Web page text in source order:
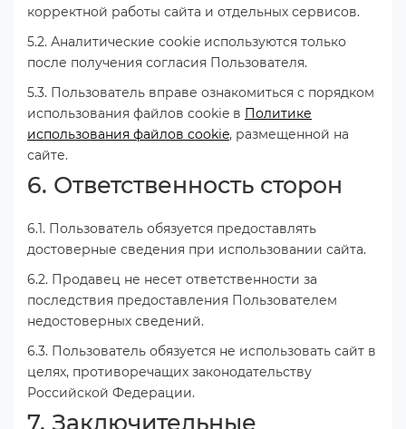
корректной работы сайта и отдельных сервисов.
5.2. Аналитические cookie используются только
после получения согласия Пользователя.
5.3. Пользователь вправе ознакомиться с порядком
использования файлов cookie в Политике
использования файлов cookie, размещенной на
сайте.
6. Ответственность сторон
6.1. Пользователь обязуется предоставлять
достоверные сведения при использовании сайта.
6.2. Продавец не несет ответственности за
последствия предоставления Пользователем
недостоверных сведений.
6.3. Пользователь обязуется не использовать сайт в
целях, противоречащих законодательству
Российской Федерации.
7. Заключительные